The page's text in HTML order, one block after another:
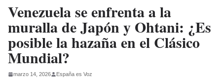
Venezuela se enfrenta a la
muralla de Japón y Ohtani: ¿Es
posible la hazaña en el Clásico
Mundial?
marzo 14, 2026 España es Voz